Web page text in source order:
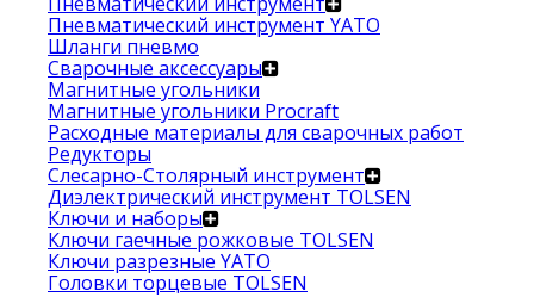
Пневматический инструмент YATO
Шланги пневмо
Сварочные аксессуары
Магнитные угольники
Магнитные угольники Procraft
Расходные материалы для сварочных работ
Редукторы
Слесарно-Столярный инструмент
Диэлектрический инструмент TOLSEN
Ключи и наборы
Ключи гаечные рожковые TOLSEN
Ключи разрезные YATO
Головки торцевые TOLSEN